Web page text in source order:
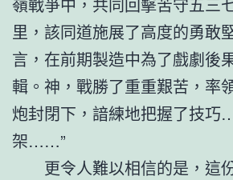
里，該同道施展了高度的勇敢
言，在前期製造中為了戲劇後
輯。神，戰勝了重重艱苦，率
炮封閉下，諳練地把握了技
架……”
更令人難以相信的是，這